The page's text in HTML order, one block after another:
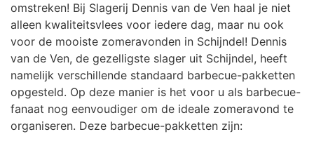
omstreken! Bij Slagerij Dennis van de Ven haal je niet
alleen kwaliteitsvlees voor iedere dag, maar nu ook
voor de mooiste zomeravonden in Schijndel! Dennis
van de Ven, de gezelligste slager uit Schijndel, heeft
namelijk verschillende standaard barbecue-pakketten
opgesteld. Op deze manier is het voor u als barbecue-
fanaat nog eenvoudiger om de ideale zomeravond te
organiseren. Deze barbecue-pakketten zijn: